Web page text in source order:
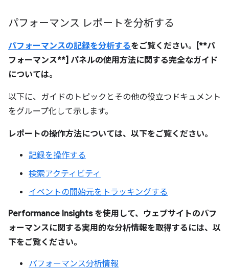
パフォーマンス レポートを分析する
パフォーマンスの記録を分析するをご覧ください。[**パ
フォーマンス**] パネルの使用方法に関する完全なガイド
については。
以下に、ガイドのトピックとその他の役立つドキュメント
をグループ化して示します。
レポートの操作方法については、以下をご覧ください。
記録を操作する
検索アクティビティ
イベントの開始元をトラッキングする
Performance Insights を使用して、ウェブサイトのパフ
ォーマンスに関する実用的な分析情報を取得するには、以
下をご覧ください。
パフォーマンス分析情報